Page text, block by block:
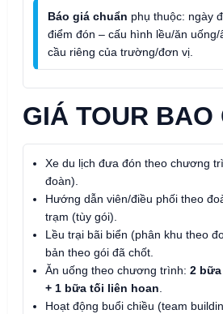
Báo giá chuẩn phụ thuộc: ngày
điểm đón – cấu hình lều/ăn uống/
cầu riêng của trường/đơn vị.
GIÁ TOUR BAO
Xe du lịch đưa đón theo chương
đoàn).
Hướng dẫn viên/điều phối theo
trạm (tùy gói).
Lều trại bãi biển (phân khu theo
bản theo gói đã chốt.
Ăn uống theo chương trình: 2
+ 1 bữa tối liên hoan
Hoạt động buổi chiều (team